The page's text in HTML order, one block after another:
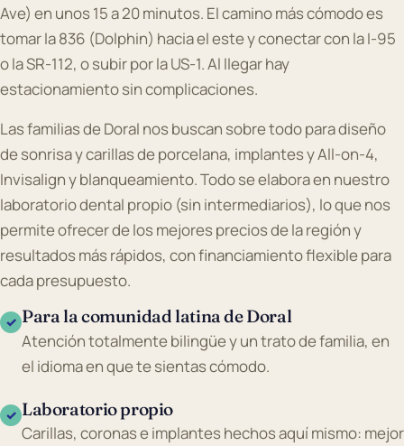
Ave) en unos 15 a 20 minutos. El camino más cómodo es
tomar la 836 (Dolphin) hacia el este y conectar con la I-95
o la SR-112, o subir por la US-1. Al llegar hay
estacionamiento sin complicaciones.
Las familias de Doral nos buscan sobre todo para diseño
de sonrisa y carillas de porcelana, implantes y All-on-4,
Invisalign y blanqueamiento. Todo se elabora en nuestro
laboratorio dental propio (sin intermediarios), lo que nos
permite ofrecer de los mejores precios de la región y
resultados más rápidos, con financiamiento flexible para
cada presupuesto.
✓ Para la comunidad latina de Doral
Atención totalmente bilingüe y un trato de familia, en
el idioma en que te sientas cómodo.
✓ Laboratorio propio
Carillas, coronas e implantes hechos aquí mismo: mejor